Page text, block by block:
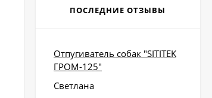
ПОСЛЕДНИЕ ОТЗЫВЫ
Отпугиватель собак "SITITEK
ГРОМ-125"
Светлана